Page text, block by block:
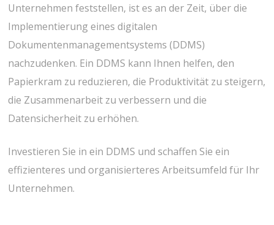
Unternehmen feststellen, ist es an der Zeit, über die
Implementierung eines digitalen
Dokumentenmanagementsystems (DDMS)
nachzudenken. Ein DDMS kann Ihnen helfen, den
Papierkram zu reduzieren, die Produktivität zu steigern,
die Zusammenarbeit zu verbessern und die
Datensicherheit zu erhöhen.
Investieren Sie in ein DDMS und schaffen Sie ein
effizienteres und organisierteres Arbeitsumfeld für Ihr
Unternehmen.